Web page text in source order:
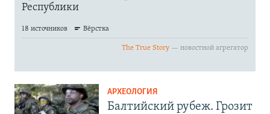
АРХЕОЛОГИЯ
Балтийский рубеж. Грозит